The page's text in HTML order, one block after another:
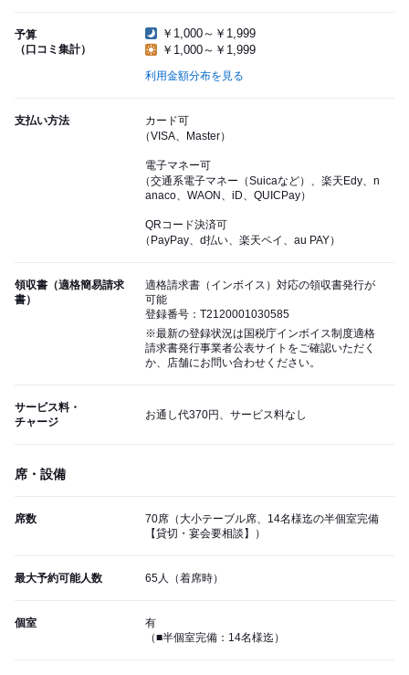
予算
（口コミ集計）
￥1,000～￥1,999
￥1,000～￥1,999
利用金額分布を見る
支払い方法
カード可
（VISA、Master）
電子マネー可
（交通系電子マネー（Suicaなど）、楽天Edy、n
anaco、WAON、iD、QUICPay）
QRコード決済可
（PayPay、d払い、楽天ペイ、au PAY）
領収書（適格簡易請求
書）
適格請求書（インボイス）対応の領収書発行が
可能
登録番号：T2120001030585
※最新の登録状況は国税庁インボイス制度適格
請求書発行事業者公表サイトをご確認いただく
か、店舗にお問い合わせください。
サービス料・
チャージ
お通し代370円、サービス料なし
席・設備
席数
70席（大小テーブル席、14名様迄の半個室完備
【貸切・宴会要相談】）
最大予約可能人数 65人（着席時）
個室
有
（■半個室完備：14名様迄）